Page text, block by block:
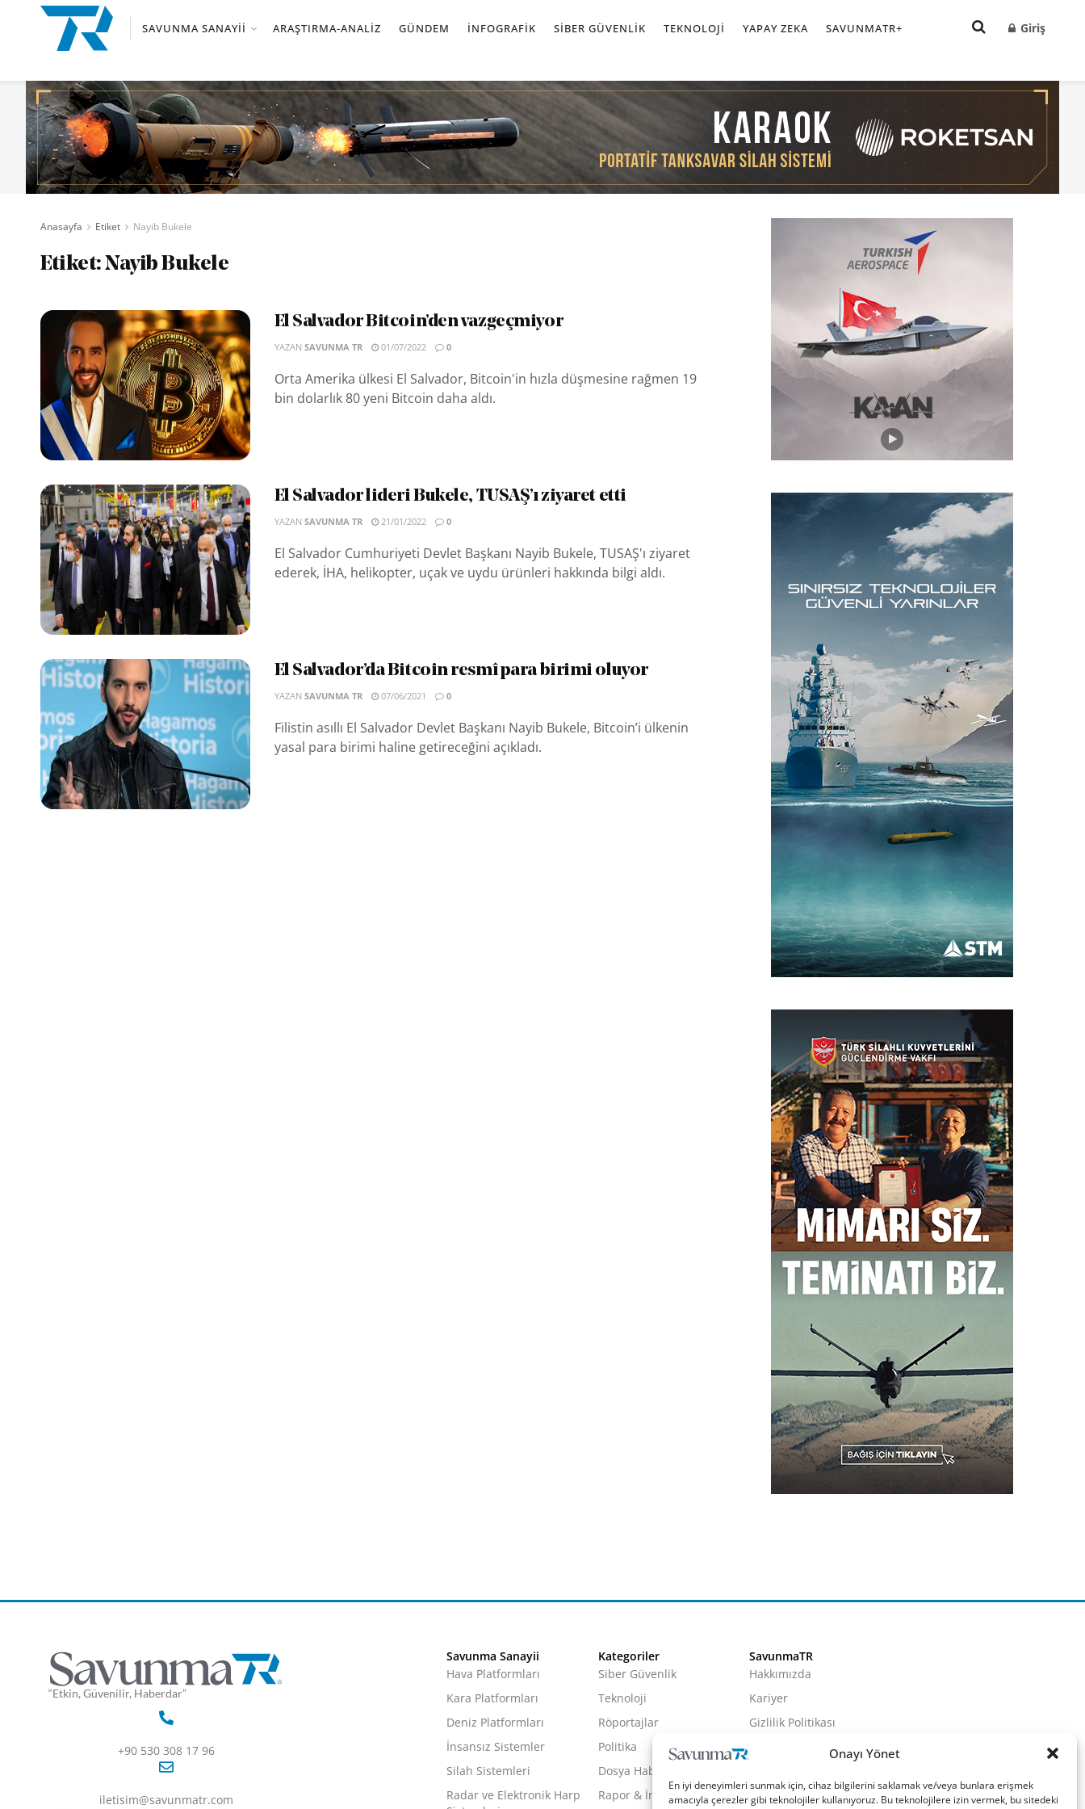
Onayı Yönet
En iyi deneyimleri sunmak için, cihaz bilgilerini saklamak ve/veya bunlara erişmek
amacıyla çerezler gibi teknolojiler kullanıyoruz. Bu teknolojilere izin vermek, bu sitedeki
SAVUNMA SANAYII ARAŞTIRMA-ANALIZ GÜNDEM İNFOGRAFIK SIBER GÜVENLIK TEKNOLOJI YAPAY ZEKA SAVUNMATR+ Giriş
Anasayfa Etiket Nayib Bukele
Etiket:Nayib Bukele
El Salvador Bitcoin’den vazgeçmiyor
YAZAN SAVUNMA TR 01/07/2022 0
Orta Amerika ülkesi El Salvador, Bitcoin'in hızla düşmesine rağmen 19
bin dolarlık 80 yeni Bitcoin daha aldı.
El Salvador lideri Bukele, TUSAŞ’ı ziyaret etti
YAZAN SAVUNMA TR 21/01/2022 0
El Salvador Cumhuriyeti Devlet Başkanı Nayib Bukele, TUSAŞ'ı ziyaret
ederek, İHA, helikopter, uçak ve uydu ürünleri hakkında bilgi aldı.
El Salvador’da Bitcoin resmî para birimi oluyor
YAZAN SAVUNMA TR 07/06/2021 0
Filistin asıllı El Salvador Devlet Başkanı Nayib Bukele, Bitcoin’i ülkenin
yasal para birimi haline getireceğini açıkladı.
“Etkin, Güvenilir, Haberdar”
+90 530 308 17 96
iletisim@savunmatr.com
Savunma Sanayii
Hava Platformları
Kara Platformları
Deniz Platformları
İnsansız Sistemler
Silah Sistemleri
Radar ve Elektronik Harp
Kategoriler
Siber Güvenlik
Teknoloji
Röportajlar
Politika
Dosya Haber
Rapor & İnfografik
SavunmaTR
Hakkımızda
Kariyer
Gizlilik Politikası